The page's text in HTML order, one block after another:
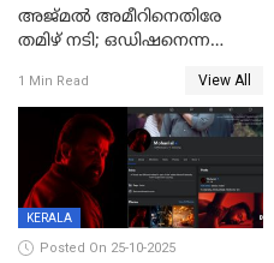
അജ്മല്‍ അമീറിനെതിരേ
തമിഴ് നടി; ഒഡിഷനെന്ന
വിളിച്ചു, മോശം പെരുമാറ്റം
1 Min Read View All
KERALA
Posted On 25-10-2025